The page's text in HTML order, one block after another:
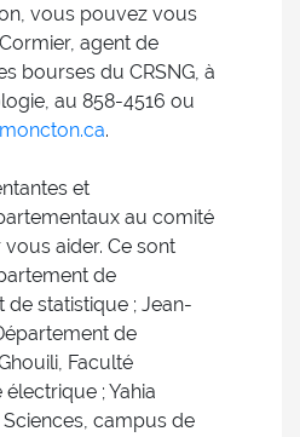
vous pouvez vous
agent de
bourses du CRSNG, à
au 858-4516 ou
.
et
au comité
aider. Ce sont
de
de statistique ; Jean-
de
Faculté
; Yahia
campus de